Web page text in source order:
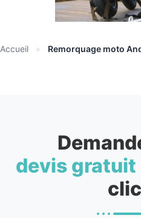
Accueil » Remorquage moto
devis gratuit